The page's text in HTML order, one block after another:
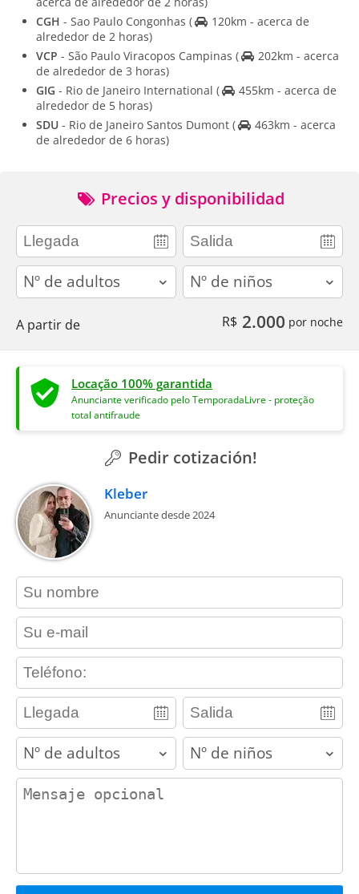
CGH - Sao Paulo Congonhas (
120km - acerca de
alrededor de 2 horas)
VCP - São Paulo Viracopos Campinas (
202km - acerca
de alrededor de 3 horas)
GIG - Rio de Janeiro International (
455km - acerca de
alrededor de 5 horas)
SDU - Rio de Janeiro Santos Dumont (
463km - acerca
de alrededor de 6 horas)
Precios y disponibilidad
adults children
A partir de R$ 2.000 por noche
Locação 100% garantida
Anunciante verificado pelo TemporadaLivre - proteção
total antifraude
Pedir cotización!
Kleber
Anunciante desde 2024
contact_name
contact_email
contact_phone
adults children
contact_message